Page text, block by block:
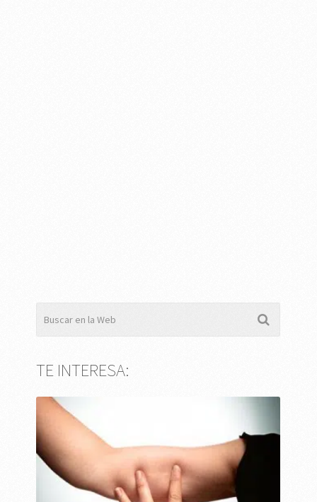
TE INTERESA: